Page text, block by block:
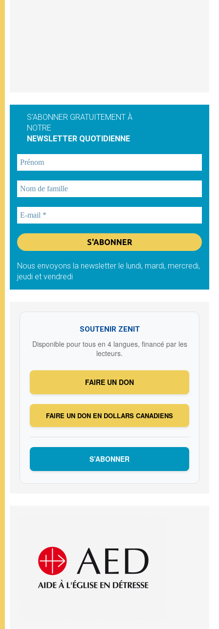
S'ABONNER GRATUITEMENT À
NOTRE
NEWSLETTER QUOTIDIENNE
Nous envoyons la newsletter le lundi, mardi, mercredi,
jeudi et vendredi
SOUTENIR ZENIT
Disponible pour tous en 4 langues, financé par les
lecteurs.
FAIRE UN DON
FAIRE UN DON EN DOLLARS CANADIENS
S’ABONNER